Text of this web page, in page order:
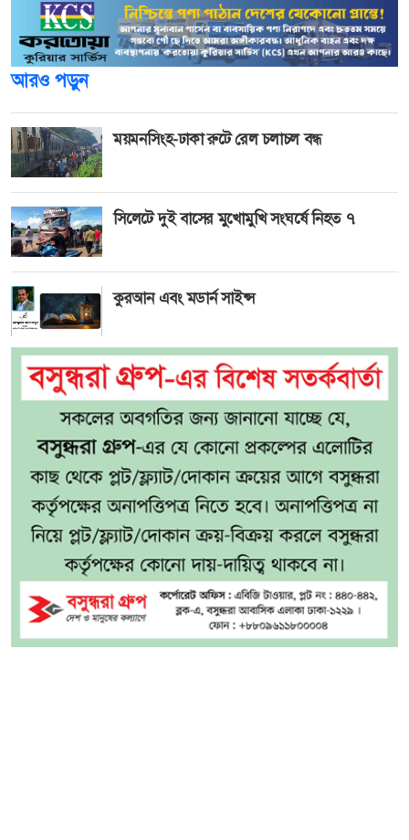
আরও পড়ুন
ময়মনসিংহ-ঢাকা রুটে রেল চলাচল বন্ধ
সিলেটে দুই বাসের মুখোমুখি সংঘর্ষে নিহত ৭
কুরআন এবং মডার্ন সাইন্স